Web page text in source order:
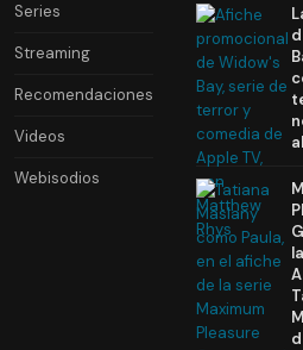
Series
Streaming
Recomendaciones
Videos
Webisodios